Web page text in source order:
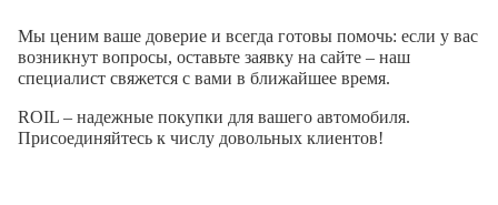
Мы ценим ваше доверие и всегда готовы помочь: если у вас
возникнут вопросы, оставьте заявку на сайте – наш
специалист свяжется с вами в ближайшее время.
ROIL – надежные покупки для вашего автомобиля.
Присоединяйтесь к числу довольных клиентов!